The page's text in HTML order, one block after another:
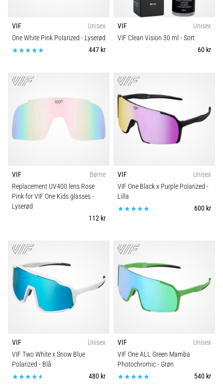
VIF
Unisex
One White Pink Polarized - Lyserød
447 kr
VIF
Unisex
VIF Clean Vision 30 ml - Sort
60 kr
VIF
Børne
Replacement UV400 lens Rose
Pink for VIF One Kids glasses-
Lyserød
112 kr
VIF
Unisex
VIF One Black x Purple Polarized -
Lilla
600 kr
VIF
Unisex
VIF Two White x Snow Blue
Polarized - Blå
480 kr
VIF
Unisex
VIF One ALL Green Mamba
Photochromic- Grøn
540 kr